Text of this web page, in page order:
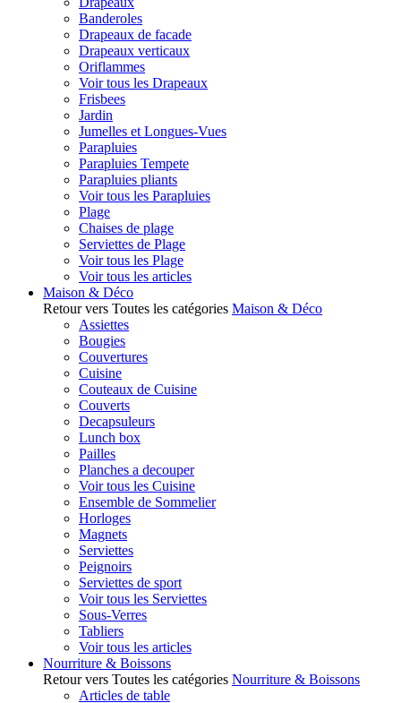
Banderoles
Drapeaux de facade
Drapeaux verticaux
Oriflammes
Voir tous les Drapeaux
Frisbees
Jardin
Jumelles et Longues-Vues
Parapluies
Parapluies Tempete
Parapluies pliants
Voir tous les Parapluies
Plage
Chaises de plage
Serviettes de Plage
Voir tous les Plage
Voir tous les articles
Maison & Déco
Retour vers Toutes les catégories Maison & Déco
Assiettes
Bougies
Couvertures
Cuisine
Couteaux de Cuisine
Couverts
Decapsuleurs
Lunch box
Pailles
Planches a decouper
Voir tous les Cuisine
Ensemble de Sommelier
Horloges
Magnets
Serviettes
Peignoirs
Serviettes de sport
Voir tous les Serviettes
Sous-Verres
Tabliers
Voir tous les articles
Nourriture & Boissons
Retour vers Toutes les catégories Nourriture & Boissons
Articles de table